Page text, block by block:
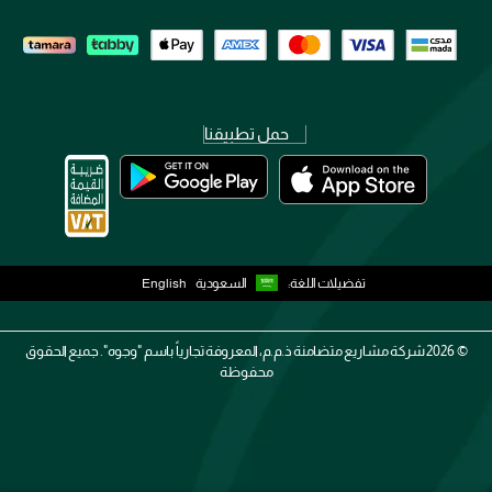
حمل تطبيقنا
تفضيلات اللغة: السعودية English
2026 ©شركة مشاريع متضامنة ذ.م.م، المعروفة تجارياً باسم "وجوه". جميع الحقوق
محفوظة